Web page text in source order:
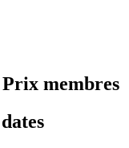
membres